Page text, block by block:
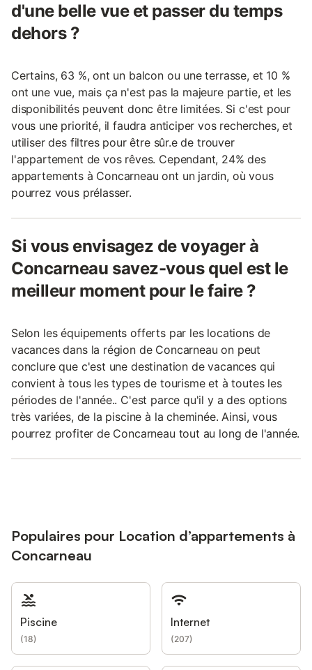
d'une belle vue et passer du temps
dehors ?
Certains, 63 %, ont un balcon ou une terrasse, et 10 %
ont une vue, mais ça n'est pas la majeure partie, et les
disponibilités peuvent donc être limitées. Si c'est pour
vous une priorité, il faudra anticiper vos recherches, et
utiliser des filtres pour être sûr.e de trouver
l'appartement de vos rêves. Cependant, 24% des
appartements à Concarneau ont un jardin, où vous
pourrez vous prélasser.
Si vous envisagez de voyager à
Concarneau savez-vous quel est le
meilleur moment pour le faire ?
Selon les équipements offerts par les locations de
vacances dans la région de Concarneau on peut
conclure que c'est une destination de vacances qui
convient à tous les types de tourisme et à toutes les
périodes de l'année.. C'est parce qu'il y a des options
très variées, de la piscine à la cheminée. Ainsi, vous
pourrez profiter de Concarneau tout au long de l'année.
Populaires pour Location d’appartements à
Concarneau
Piscine
(18)
Internet
(207)